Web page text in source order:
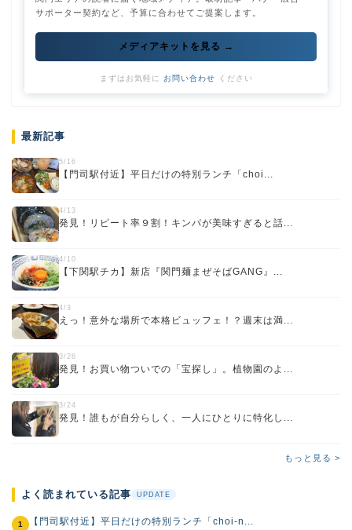
サポーター契約など、予算に合わせてご提案します。
メディアキットを見る →
まずはお気軽に お問い合わせ ください
最新記事
5/16
【門司駅付近】平日だけの特別ランチ「choi...
4/13
発見！リピート率９割！キンパが美味すぎると話...
4/10
【下関駅チカ】新店『関門麺まぜそばGANG』...
4/3
えっ！意外な場所で本格ビュッフェ！？週末は満...
3/26
発見！お買い物ついでの「宝探し」。植物園のよ...
3/24
発見！誰もが自分らしく、一人にひとりに特化し...
もっと見る >
よく読まれている記事 UPDATE
1 【門司駅付近】平日だけの特別ランチ「choi-n...